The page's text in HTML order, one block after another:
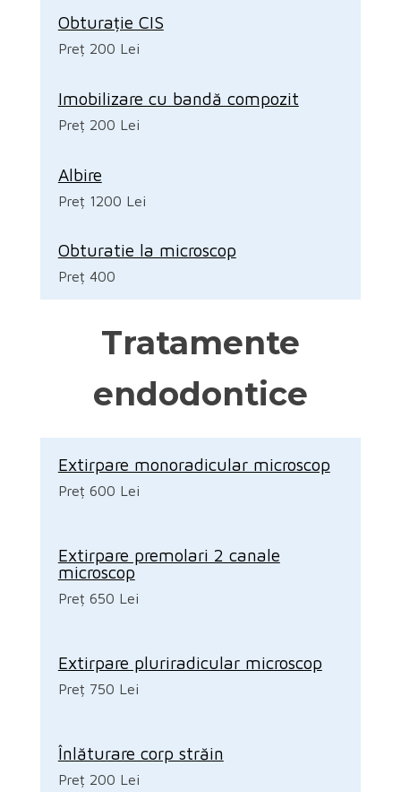
Obturație CIS
Preț 200 Lei
Imobilizare cu bandă compozit
Preț 200 Lei
Albire
Preț 1200 Lei
Obturatie la microscop
Preț 400
Tratamente
endodontice
Extirpare monoradicular microscop
Preț 600 Lei
Extirpare premolari 2 canale
microscop
Preț 650 Lei
Extirpare pluriradicular microscop
Preț 750 Lei
Înlăturare corp străin
Preț 200 Lei